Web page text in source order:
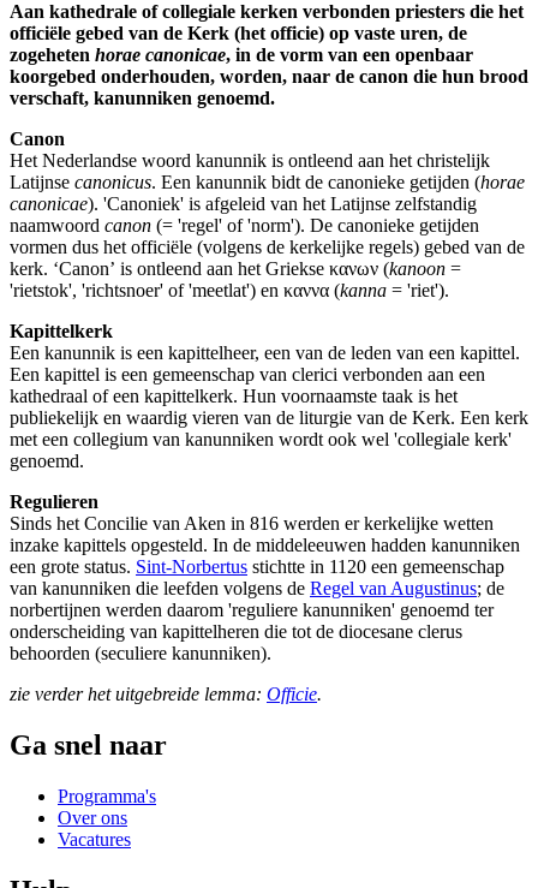
Aan kathedrale of collegiale kerken verbonden priesters die het
officiële gebed van de Kerk (het officie) op vaste uren, de
zogeheten horae canonicae, in de vorm van een openbaar
koorgebed onderhouden, worden, naar de canon die hun brood
verschaft, kanunniken genoemd.
Canon
Het Nederlandse woord kanunnik is ontleend aan het christelijk
Latijnse canonicus. Een kanunnik bidt de canonieke getijden (horae
canonicae). 'Canoniek' is afgeleid van het Latijnse zelfstandig
naamwoord canon (= 'regel' of 'norm'). De canonieke getijden
vormen dus het officiële (volgens de kerkelijke regels) gebed van de
kerk. ‘Canon’ is ontleend aan het Griekse κανων (kanoon =
'rietstok', 'richtsnoer' of 'meetlat') en καννα (kanna = 'riet').
Kapittelkerk
Een kanunnik is een kapittelheer, een van de leden van een kapittel.
Een kapittel is een gemeenschap van clerici verbonden aan een
kathedraal of een kapittelkerk. Hun voornaamste taak is het
publiekelijk en waardig vieren van de liturgie van de Kerk. Een kerk
met een collegium van kanunniken wordt ook wel 'collegiale kerk'
genoemd.
Regulieren
Sinds het Concilie van Aken in 816 werden er kerkelijke wetten
inzake kapittels opgesteld. In de middeleeuwen hadden kanunniken
een grote status. Sint-Norbertus stichtte in 1120 een gemeenschap
van kanunniken die leefden volgens de Regel van Augustinus; de
norbertijnen werden daarom 'reguliere kanunniken' genoemd ter
onderscheiding van kapittelheren die tot de diocesane clerus
behoorden (seculiere kanunniken).
zie verder het uitgebreide lemma: Officie.
Ga snel naar
Programma's
Over ons
Vacatures